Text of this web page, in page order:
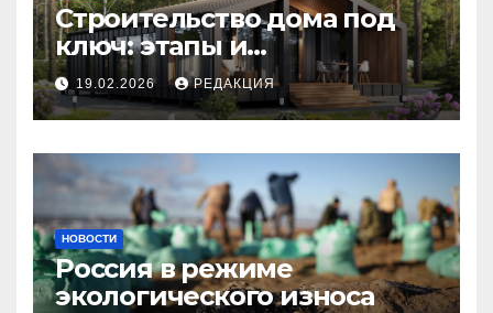
Строительство дома под
ключ: этапы и
планирование бюджета
19.02.2026 РЕДАКЦИЯ
НОВОСТИ
Россия в режиме
экологического износа